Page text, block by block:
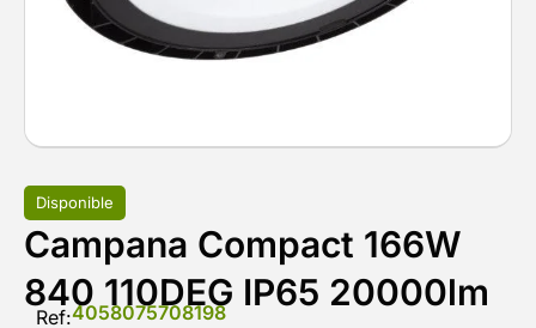
Disponible
Campana Compact 166W
840 110DEG IP65 20000lm
Ref:4058075708198